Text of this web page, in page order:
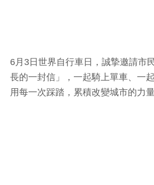
6月3日世界自行車日，誠摯邀請市
長的一封信」，一起騎上單車、一
用每一次踩踏，累積改變城市的力量